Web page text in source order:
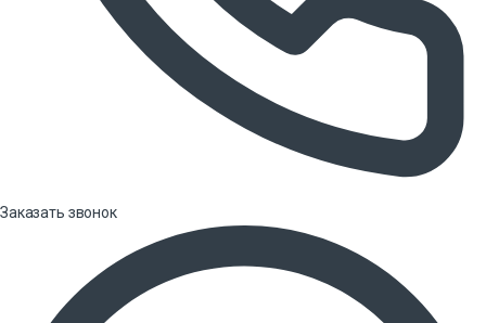
Заказать звонок